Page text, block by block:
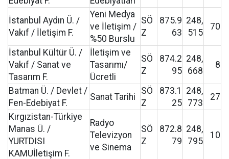
İstanbul Aydın Ü. /
Vakıf / İletişim F.
Yeni Medya
ve İletişim /
%50 Burslu
SÖ
Z
875.9
63
248,
515
70
İstanbul Kültür Ü. /
Vakıf / Sanat ve
Tasarım F.
İletişim ve
Tasarımı/
Ücretli
SÖ
Z
874.2
95
248,
668
8
Batman Ü. / Devlet /
Fen-Edebiyat F.
Sanat Tarihi
SÖ
Z
873.1
25
248,
773
27
Kırgızistan-Türkiye
Manas Ü. /
YURTDISI
KAMUİletişim F.
Radyo
Televizyon
ve Sinema
SÖ
Z
872.8
79
248,
795
10